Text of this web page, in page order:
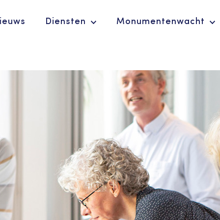
Diensten Monumentenwacht
Ergoedvrijwilligersprijs
Advies en
ondersteuning voor
Diensten
Wij ondersteunen
vrijwilligers,
behouden,